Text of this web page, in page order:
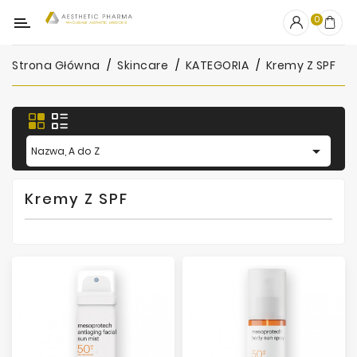
Kategoria
OUTLET
Wypełniacze
Stymulatory
Mezoterapia
Peelingi
Jednorazowe
0
Strona Główna Skincare KATEGORIA Kremy Z SPF
Nazwa, A do Z 
Kremy Z SPF